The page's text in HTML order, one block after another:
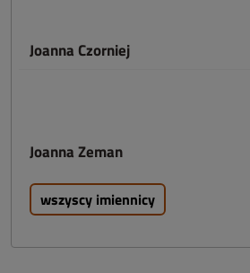
Joanna Czorniej
Joanna Zeman
wszyscy imiennicy